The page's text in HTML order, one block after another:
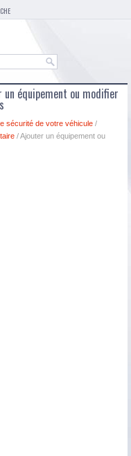
équipement ou modifier
sécurité de votre véhicule /
/ Ajouter un équipement ou